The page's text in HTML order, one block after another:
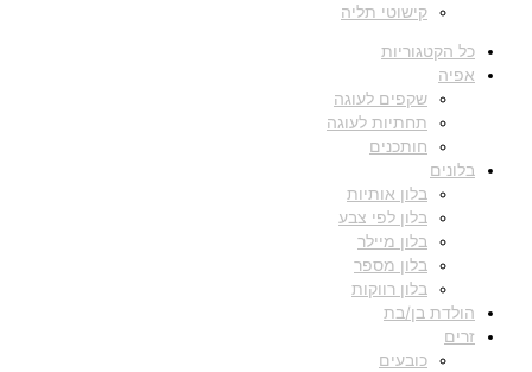
קישוטי תליה
כל הקטגוריות
אפיה
שקפים לעוגה
תחתיות לעוגה
חותכנים
בלונים
בלון אותיות
בלון לפי צבע
בלון מיילר
בלון מספר
בלון רווקות
הולדת בן/בת
זרים
כובעים